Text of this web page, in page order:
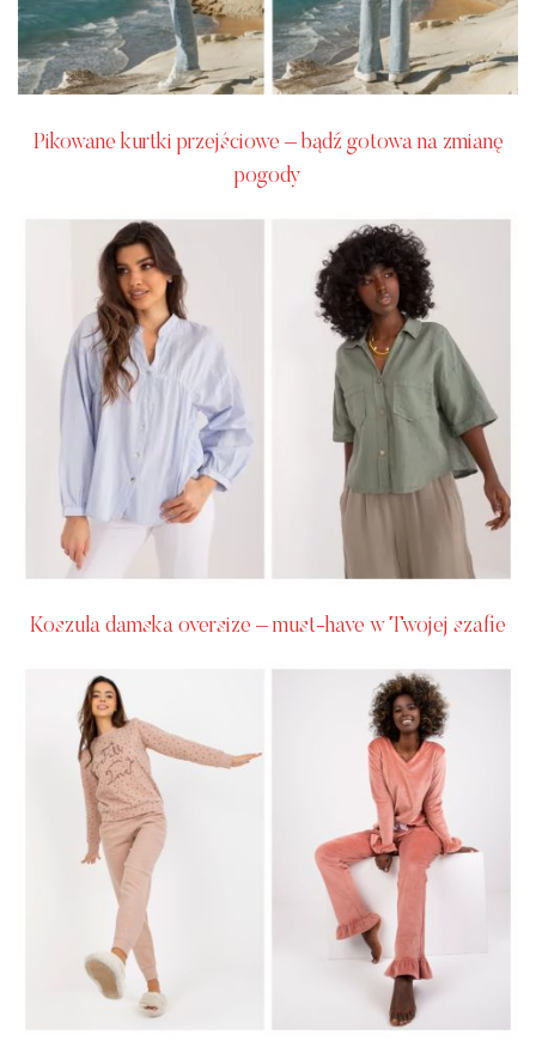
Pikowane kurtki przejściowe – bądź gotowa na zmianę
pogody
Koszula damska oversize – must-have w Twojej szafie